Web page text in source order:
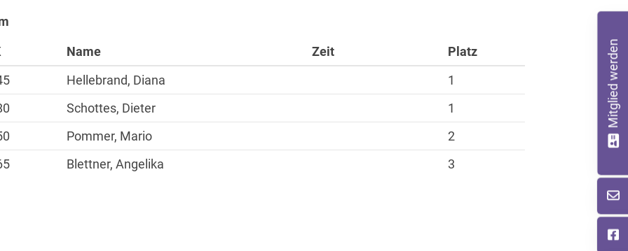
Name Zeit
Platz
Hellebrand, Diana
1
Schottes, Dieter
1
Pommer, Mario
2
Blettner, Angelika 3
Mitglied werden